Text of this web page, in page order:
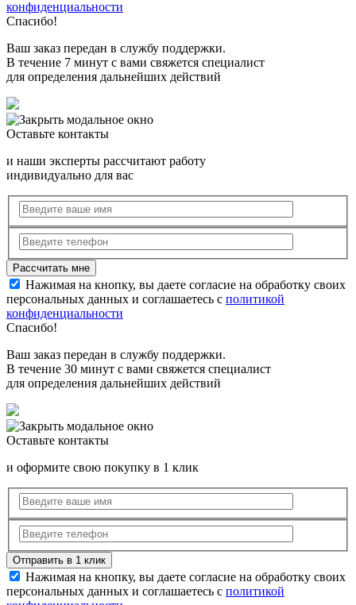
конфиденциальности
Спасибо!
Ваш заказ передан в службу поддержки.
В течение 7 минут с вами свяжется специалист
для определения дальнейших действий
Оставьте контакты
и наши эксперты рассчитают работу
индивидуально для вас
Нажимая на кнопку, вы даете согласие на обработку своих
персональных данных и соглашаетесь с политикой
конфиденциальности
Спасибо!
Ваш заказ передан в службу поддержки.
В течение 30 минут с вами свяжется специалист
для определения дальнейших действий
Оставьте контакты
и оформите свою покупку в 1 клик
Нажимая на кнопку, вы даете согласие на обработку своих
персональных данных и соглашаетесь с политикой